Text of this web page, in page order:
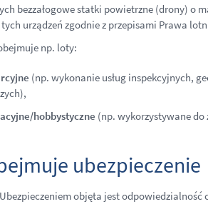
bezzałogowe statki powietrzne (drony) o
urządzeń zgodnie z przepisami Prawa
np. loty:
(np. wykonanie usług inspekcyjnych,
hobbystyczne (np. wykorzystywane do
ubezpieczenie
Ubezpieczeniem objęta jest